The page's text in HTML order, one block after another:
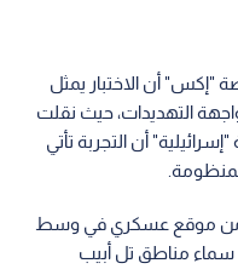
"إكس" أن الاختبار يمثل
التهديدات، حيث نقلت
أن التجربة تأتي
من موقع عسكري في وسط
سماء مناطق تل أبيب